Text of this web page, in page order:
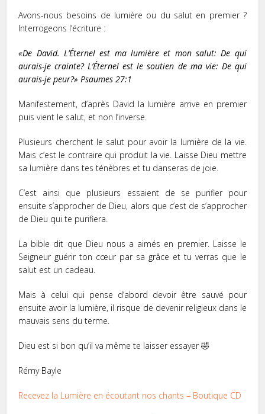
Avons-nous besoins de lumière ou du salut en premier ?
Interrogeons l’écriture :
«De David. L’Éternel est ma lumière et mon salut: De qui
aurais-je crainte? L’Éternel est le soutien de ma vie: De qui
aurais-je peur?» Psaumes 27:1
Manifestement, d’après David la lumière arrive en premier
puis vient le salut, et non l’inverse.
Plusieurs cherchent le salut pour avoir la lumière de la vie.
Mais c’est le contraire qui produit la vie. Laisse Dieu mettre
sa lumière dans tes ténèbres et tu danseras de joie.
C’est ainsi que plusieurs essaient de se purifier pour
ensuite s’approcher de Dieu, alors que c’est de s’approcher
de Dieu qui te purifiera.
La bible dit que Dieu nous a aimés en premier. Laisse le
Seigneur guérir ton cœur par sa grâce et tu verras que le
salut est un cadeau.
Mais à celui qui pense d’abord devoir être sauvé pour
ensuite avoir la lumière, il risque de devenir religieux dans le
mauvais sens du terme.
Dieu est si bon qu’il va même te laisser essayer 🤣
Rémy Bayle
Recevez la Lumière en écoutant nos chants – Boutique CD